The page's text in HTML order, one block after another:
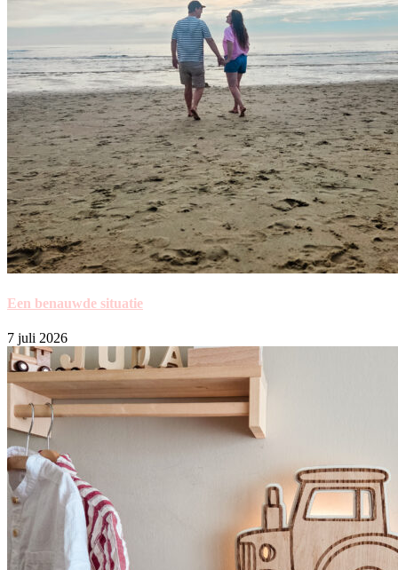
Een benauwde situatie
7 juli 2026